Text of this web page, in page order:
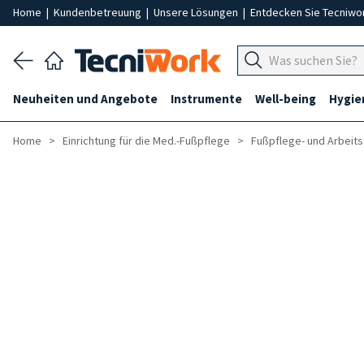
Home | Kundenbetreuung | Unsere Lösungen | Entdecken Sie
Neuheiten und Angebote Instrumente Well-being
Home Einrichtung für die Med.-Fußpflege Fußpflege- und